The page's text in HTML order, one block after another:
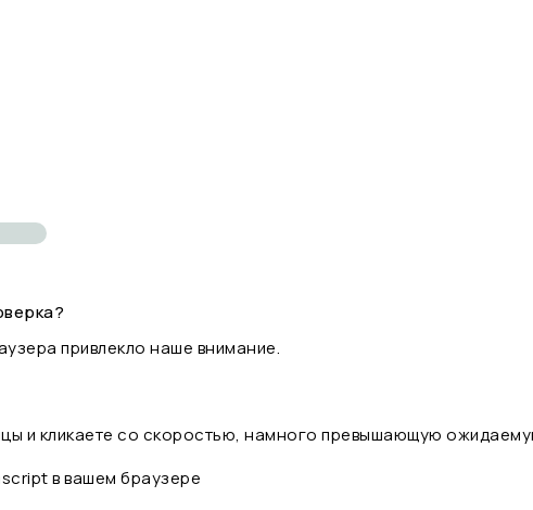
привлекло наше внимание.
и кликаете со скоростью, намного превышающую
в вашем браузере